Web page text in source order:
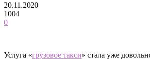
20.11.2020
1004
0
Услуга «грузовое такси» стала уже